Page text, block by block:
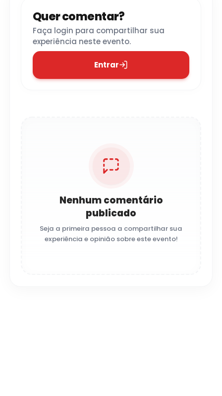
Quer comentar?
Faça login para compartilhar sua
experiência neste evento.
Entrar
Nenhum comentário
publicado
Seja a primeira pessoa a compartilhar sua
experiência e opinião sobre este evento!